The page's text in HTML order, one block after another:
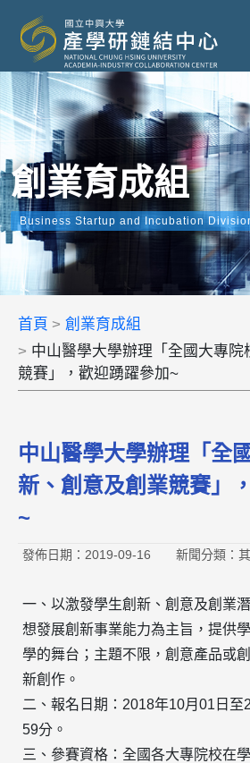
創業育成組
Business Startup and Incubation
首頁
創業育成組
中山醫學大學辦理「全國大專院
競賽」，歡迎踴躍參加~
中山醫學大學辦理「全
新、創意及創業競賽」
~
發佈日期：2019-09-16 新聞分類：
一、以激發學生創新、創意及創業
想發展創新事業能力為主旨，提供
學的舞台；主題不限，創意產品或
新創作。
二、報名日期：2018年10月01日至
59分。
三、參賽資格：全國各大專院校在